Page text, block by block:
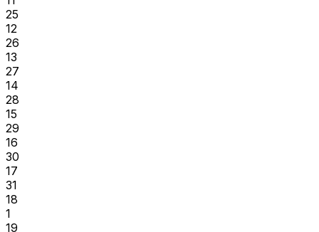
25
12
26
13
27
14
28
15
29
16
30
17
31
18
1
19